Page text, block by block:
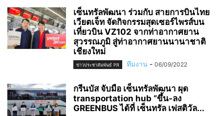
เซ็นทรัลพัฒนา ร่วมกับ สายการบินไทย
เวียตเจ็ท จัดกิจกรรมสุดเซอร์ไพรส์บน
เที่ยวบิน VZ102 จากท่าอากาศยาน
สุวรรณภูมิ สู่ท่าอากาศยานนานาชาติ
เชียงใหม่
ข่าวประชาสัมพันธ์ PR ทีมงาน - 06/09/2022
กรีนบัส จับมือ เซ็นทรัลพัฒนา ผุด
transportation hub “ขึ้น-ลง
GREENBUS ได้ที่ เซ็นทรัล เฟสติวัล...